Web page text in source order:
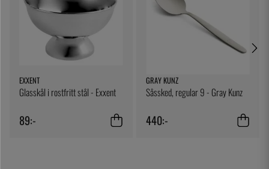
EXXENT
Glasskål i rostfritt stål - Exxent
89:-
GRAY KUNZ
Såssked, regular 9 - Gray Kunz
440:-